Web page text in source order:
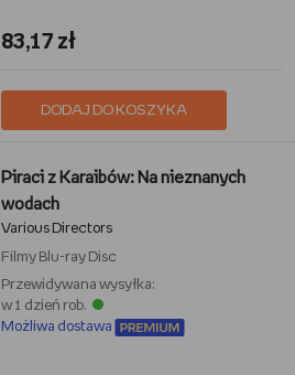
83,17 zł
DODAJ DO KOSZYKA
Piraci z Karaibów: Na nieznanych
wodach
Various Directors
Filmy Blu-ray Disc
Przewidywana wysyłka:
w 1 dzień rob.
Możliwa dostawa